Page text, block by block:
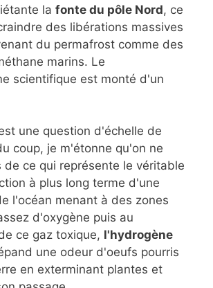
la fonte du pôle Nord, ce
des libérations massives
du permafrost comme des
marins. Le
scientifique est monté d'un
une question d'échelle de
coup, je m'étonne qu'on ne
de ce qui représente le véritable
à plus long terme d'une
l'océan menant à des zones
d'oxygène puis au
ce gaz toxique, l'hydrogène
une odeur d'oeufs pourris
en exterminant plantes et